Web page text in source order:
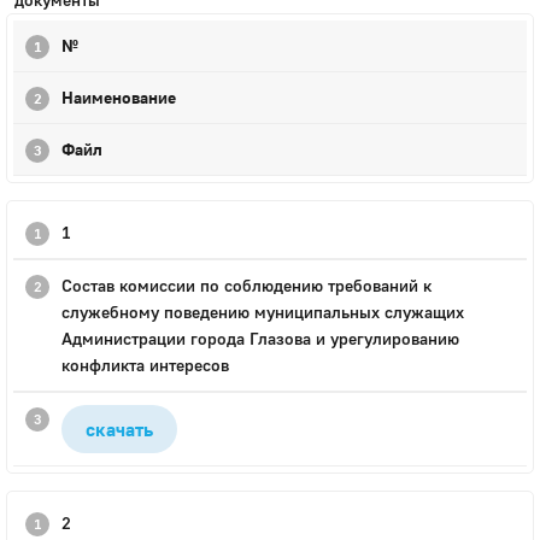
№
Наименование
Файл
1
Состав комиссии по соблюдению требований к
служебному поведению муниципальных служащих
Администрации города Глазова и урегулированию
конфликта интересов
скачать
2